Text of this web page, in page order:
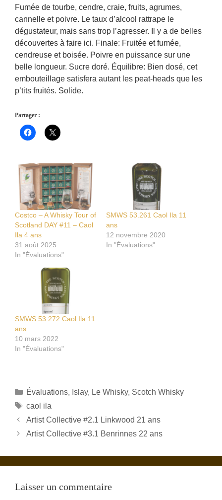
Fumée de tourbe, cendre, craie, fruits, agrumes,
cannelle et poivre. Le taux d’alcool rattrape le
dégustateur, mais sans trop l’agresser. Il y a de belles
découvertes à faire ici. Finale: Fruitée et fumée,
cendreuse et boisée. Poivre en puissance sur une
belle longueur. Sucre doré. Équilibre: Bien dosé, cet
embouteillage satisfera autant les peat-heads que les
p’tits fruités. Solide.
Partager :
Costco – A Whisky Tour of
Scotland DAY #11 – Caol
Ila 4 ans
31 août 2025
In "Évaluations"
SMWS 53.261 Caol Ila 11
ans
12 novembre 2020
In "Évaluations"
SMWS 53.272 Caol Ila 11
ans
10 mars 2022
In "Évaluations"
Catégories
Évaluations, Islay, Le Whisky, Scotch Whisky
Étiquettes
caol ila
Artist Collective #2.1 Linkwood 21 ans
Artist Collective #3.1 Benrinnes 22 ans
Laisser un commentaire